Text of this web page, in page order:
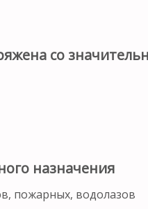
со
назначения
пожарных, водолазов